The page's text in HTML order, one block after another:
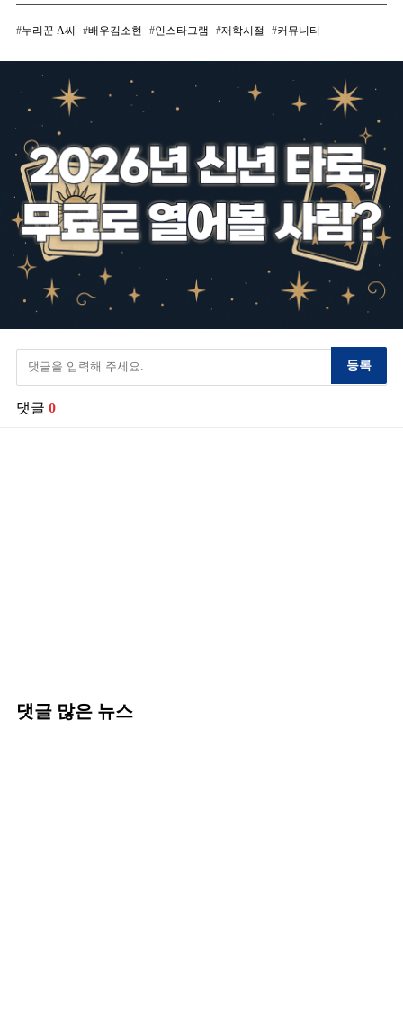
누리꾼 A씨 배우김소현 인스타그램 재학시절 커뮤니티
등록
댓글 0
댓글 많은 뉴스